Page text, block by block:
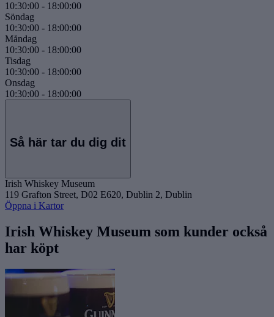
10:30:00 - 18:00:00
Söndag
10:30:00 - 18:00:00
Måndag
10:30:00 - 18:00:00
Tisdag
10:30:00 - 18:00:00
Onsdag
10:30:00 - 18:00:00
Så här tar du dig dit
Irish Whiskey Museum
119 Grafton Street, D02 E620, Dublin 2, Dublin
Öppna i Kartor
Irish Whiskey Museum som kunder också
har köpt